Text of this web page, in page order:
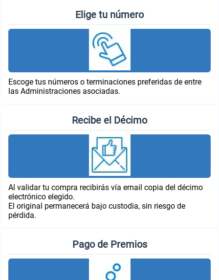
Elige tu número
Escoge tus números o terminaciones preferidas de entre
las Administraciones asociadas.
Recibe el Décimo
Al validar tu compra recibirás vía email copia del décimo
electrónico elegido.
El original permanecerá bajo custodia, sin riesgo de
pérdida.
Pago de Premios